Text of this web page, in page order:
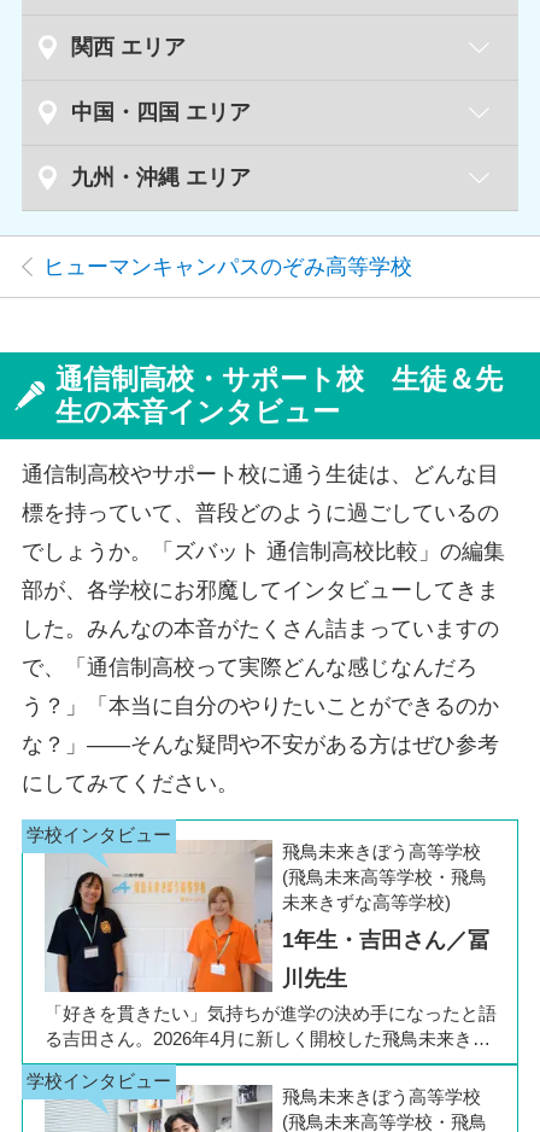
宮城県
埼玉県
千葉県 茂原本校
東京都
秋葉原東学習センター
高田馬場学習センター
神奈川県
川崎学習センター
静岡県 静岡駅前学習センター
愛知県 名古屋駅前学習センター
関西 エリア
京都府 京都四条通学習センター
大阪府 大阪心斎橋学習センター
兵庫県 神戸三宮学習センター
中国・四国 エリア
広島県 広島八丁堀学習センター
九州・沖縄 エリア
福岡県
福岡天神学習センター
ヒューマンキャンパスのぞみ高等学校
通信制高校・サポート校 生徒＆先
生の本音インタビュー
通信制高校やサポート校に通う生徒は、どんな目
標を持っていて、普段どのように過ごしているの
でしょうか。「ズバット 通信制高校比較」の編集
部が、各学校にお邪魔してインタビューしてきま
した。みんなの本音がたくさん詰まっていますの
で、「通信制高校って実際どんな感じなんだろ
う？」「本当に自分のやりたいことができるのか
な？」――そんな疑問や不安がある方はぜひ参考
にしてみてください。
飛鳥未来きぼう高等学校
(飛鳥未来高等学校・飛鳥
未来きずな高等学校)
1年生・吉田さん／冨
川先生
「好きを貫きたい」気持ちが進学の決め手になったと語
る吉田さん。2026年4月に新しく開校した飛鳥未来きぼ
う高等学校 柏キャンパスの1年生です。彼女は中学3年
生の公立入試直前に「自分らしく過ごしながら夢に近づ
ける環境を選びたい」と思い、進路変更を決意しまし
飛鳥未来きぼう高等学校
(飛鳥未来高等学校・飛鳥